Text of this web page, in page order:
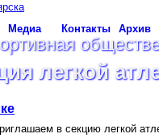
легкой
Медиа Контакты Архив
в секцию легкой